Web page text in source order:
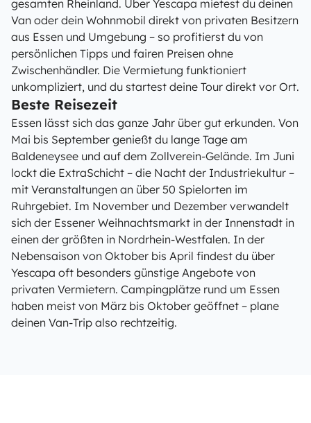
gesamten Rheinland. Über Yescapa mietest du deinen
Van oder dein Wohnmobil direkt von privaten Besitzern
aus Essen und Umgebung – so profitierst du von
persönlichen Tipps und fairen Preisen ohne
Zwischenhändler. Die Vermietung funktioniert
unkompliziert, und du startest deine Tour direkt vor Ort.
Beste Reisezeit
Essen lässt sich das ganze Jahr über gut erkunden. Von
Mai bis September genießt du lange Tage am
Baldeneysee und auf dem Zollverein-Gelände. Im Juni
lockt die ExtraSchicht – die Nacht der Industriekultur –
mit Veranstaltungen an über 50 Spielorten im
Ruhrgebiet. Im November und Dezember verwandelt
sich der Essener Weihnachtsmarkt in der Innenstadt in
einen der größten in Nordrhein-Westfalen. In der
Nebensaison von Oktober bis April findest du über
Yescapa oft besonders günstige Angebote von
privaten Vermietern. Campingplätze rund um Essen
haben meist von März bis Oktober geöffnet – plane
deinen Van-Trip also rechtzeitig.